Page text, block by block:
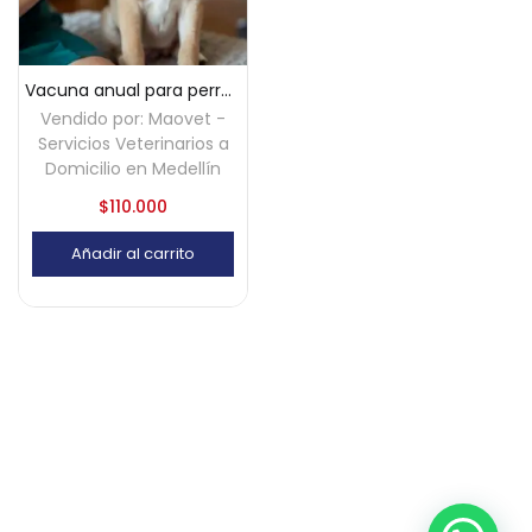
Vacuna anual para perros (hexavalente) a domicilio en Medellín
Vendido por: Maovet -
Servicios Veterinarios a
Domicilio en Medellín
$110.000
Añadir al carrito